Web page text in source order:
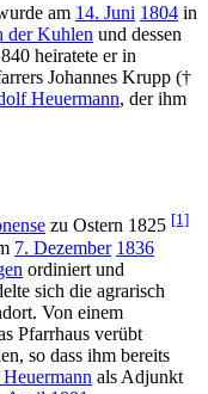
am 14. Juni 1804 in
der Kuhlen und dessen
heiratete er in
Johannes Krupp (†
Heuermann, der ihm
zu Ostern 1825 [1]
7. Dezember 1836
ordiniert und
sich die agrarisch
Von einem
Pfarrhaus verübt
so dass ihm bereits
als Adjunkt